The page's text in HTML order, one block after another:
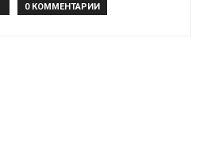
0 КОММЕНТАРИИ